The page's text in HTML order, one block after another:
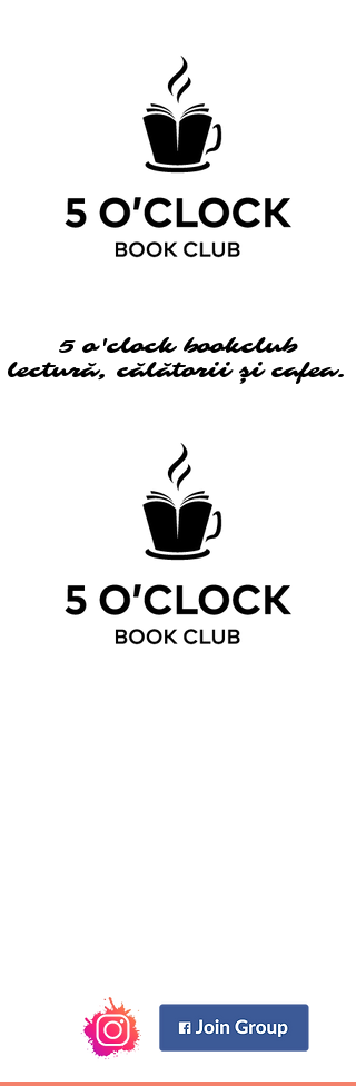
5 o'clock bookclub
lectură, călătorii și cafea.
5 o'clock bookclub
lectură, călătorii și cafea.